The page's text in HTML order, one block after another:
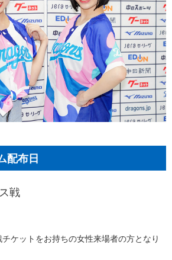
配布日
戦
ケットをお持ちの女性来場者の方となり